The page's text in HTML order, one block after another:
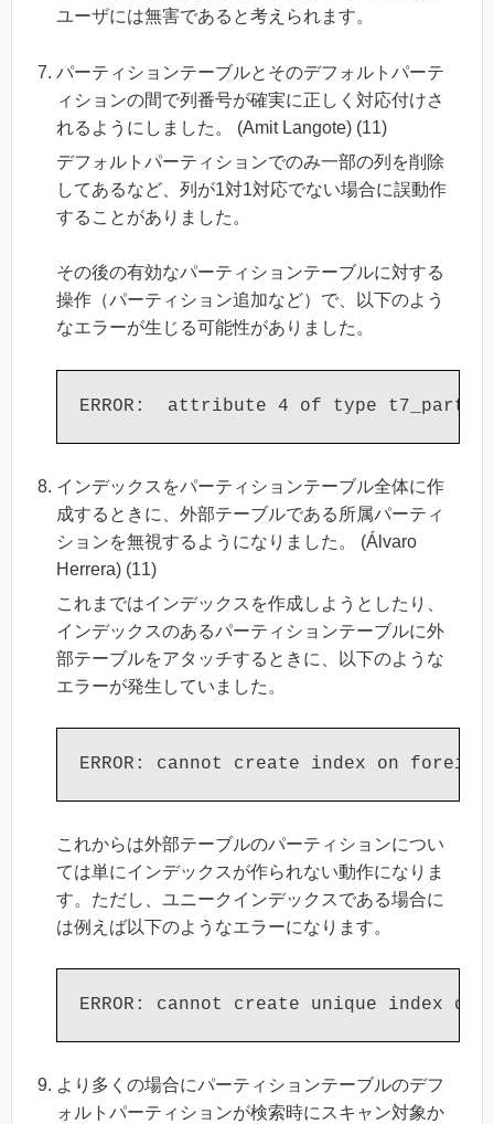
ユーザには無害であると考えられます。
パーティションテーブルとそのデフォルトパーテ
ィションの間で列番号が確実に正しく対応付けさ
れるようにしました。 (Amit Langote) (11)
デフォルトパーティションでのみ一部の列を削除
してあるなど、列が1対1対応でない場合に誤動作
することがありました。
その後の有効なパーティションテーブルに対する
操作（パーティション追加など）で、以下のよう
なエラーが生じる可能性がありました。
インデックスをパーティションテーブル全体に作
成するときに、外部テーブルである所属パーティ
ションを無視するようになりました。 (Álvaro
Herrera) (11)
これまではインデックスを作成しようとしたり、
インデックスのあるパーティションテーブルに外
部テーブルをアタッチするときに、以下のような
エラーが発生していました。
これからは外部テーブルのパーティションについ
ては単にインデックスが作られない動作になりま
す。ただし、ユニークインデックスである場合に
は例えば以下のようなエラーになります。
より多くの場合にパーティションテーブルのデフ
ォルトパーティションが検索時にスキャン対象か